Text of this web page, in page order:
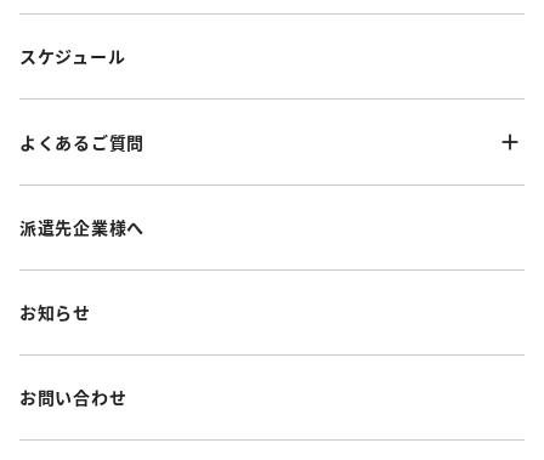
スケジュール
よくあるご質問
派遣先企業様へ
お知らせ
お問い合わせ